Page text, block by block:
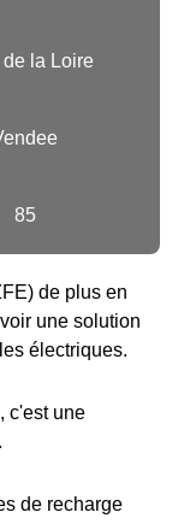
de la Loire
85
de plus en
une solution
électriques.
c'est une
de recharge